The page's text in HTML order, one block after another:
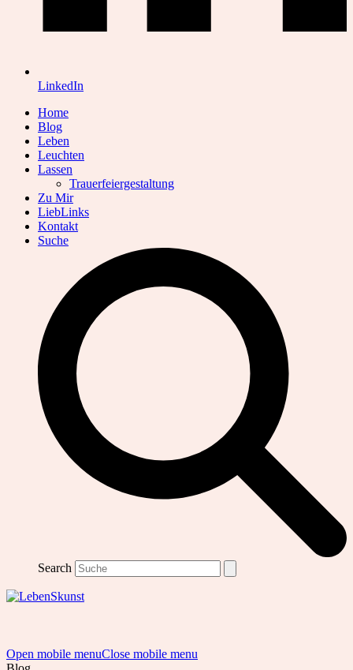
LinkedIn
Home
Blog
Leben
Leuchten
Lassen
Trauerfeiergestaltung
Zu Mir
LiebLinks
Kontakt
Suche
Search
Open mobile menuClose mobile menu